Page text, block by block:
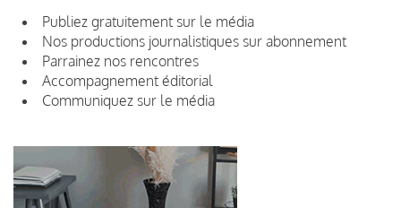
Publiez gratuitement sur le média
Nos productions journalistiques sur abonnement
Parrainez nos rencontres
Accompagnement éditorial
Communiquez sur le média